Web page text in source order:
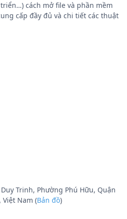
cách mở file và phần mềm
cấp đầy đủ và chi tiết các thuật
Trinh, Phường Phú Hữu, Quận
Nam (Bản đồ)